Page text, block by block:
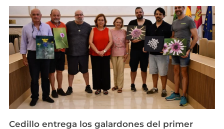
Cedillo entrega los galardones del primer